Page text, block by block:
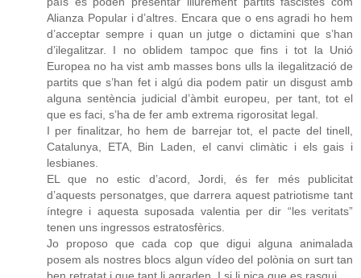
Alianza Popular i d’altres. Encara que o ens agradi ho hem
d’acceptar sempre i quan un jutge o dictamini que s’han
d’ilegalitzar. I no oblidem tampoc que fins i tot la Unió
Europea no ha vist amb masses bons ulls la ilegalització de
partits que s’han fet i algú dia podem patir un disgust amb
alguna sentència judicial d’àmbit europeu, per tant, tot el
que es faci, s’ha de fer amb extrema rigorositat legal.
I per finalitzar, ho hem de barrejar tot, el pacte del tinell,
Catalunya, ETA, Bin Laden, el canvi climàtic i els gais i
lesbianes.
EL que no estic d’acord, Jordi, és fer més publicitat
d’aquests personatges, que darrera aquest patriotisme tant
íntegre i aquesta suposada valentia per dir “les veritats”
tenen uns ingressos estratosfèrics.
Jo proposo que cada cop que digui alguna animalada
posem als nostres blocs algun vídeo del polònia on surt tan
ben retratat i que tant li agraden. I si li pica que es rasqui.